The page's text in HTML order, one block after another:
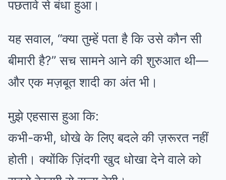
पछतावे से बंधा हुआ।
यह सवाल, “क्या तुम्हें पता है कि उसे कौन सी
बीमारी है?” सच सामने आने की शुरुआत थी—
और एक मज़बूत शादी का अंत भी।
मुझे एहसास हुआ कि:
कभी-कभी, धोखे के लिए बदले की ज़रूरत नहीं
होती। क्योंकि ज़िंदगी खुद धोखा देने वाले को